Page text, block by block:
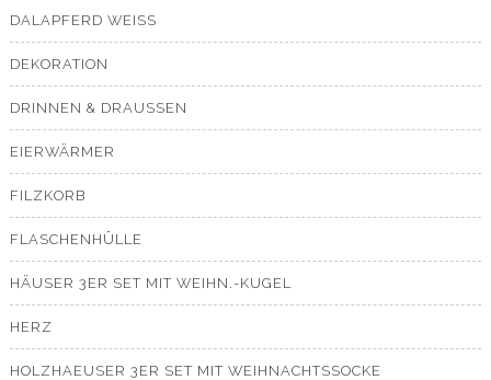
DALAPFERD WEISS
DEKORATION
DRINNEN & DRAUSSEN
EIERWÄRMER
FILZKORB
FLASCHENHÜLLE
HÄUSER 3ER SET MIT WEIHN.-KUGEL
HERZ
HOLZHAEUSER 3ER SET MIT WEIHNACHTSSOCKE